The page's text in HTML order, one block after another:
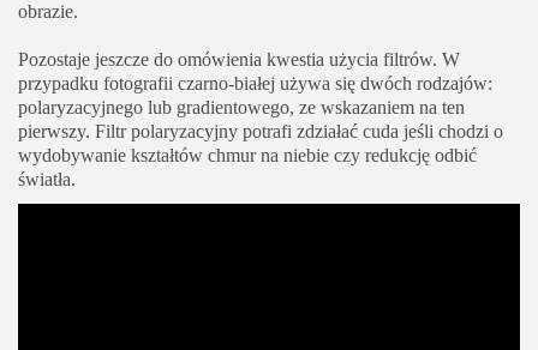
obrazie.
Pozostaje jeszcze do omówienia kwestia użycia filtrów. W
przypadku fotografii czarno-białej używa się dwóch rodzajów:
polaryzacyjnego lub gradientowego, ze wskazaniem na ten
pierwszy. Filtr polaryzacyjny potrafi zdziałać cuda jeśli chodzi o
wydobywanie kształtów chmur na niebie czy redukcję odbić
światła.